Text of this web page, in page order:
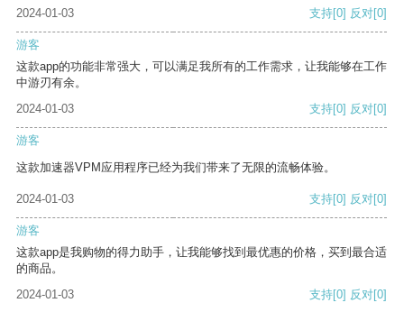
2024-01-03 支持[0] 反对[0]
游客
这款app的功能非常强大，可以满足我所有的工作需求，让我能够在工作
中游刃有余。
2024-01-03
支持[0] 反对[0]
游客
这款加速器VPM应用程序已经为我们带来了无限的流畅体验。
2024-01-03 支持[0] 反对[0]
游客
这款app是我购物的得力助手，让我能够找到最优惠的价格，买到最合适
的商品。
2024-01-03
支持[0] 反对[0]